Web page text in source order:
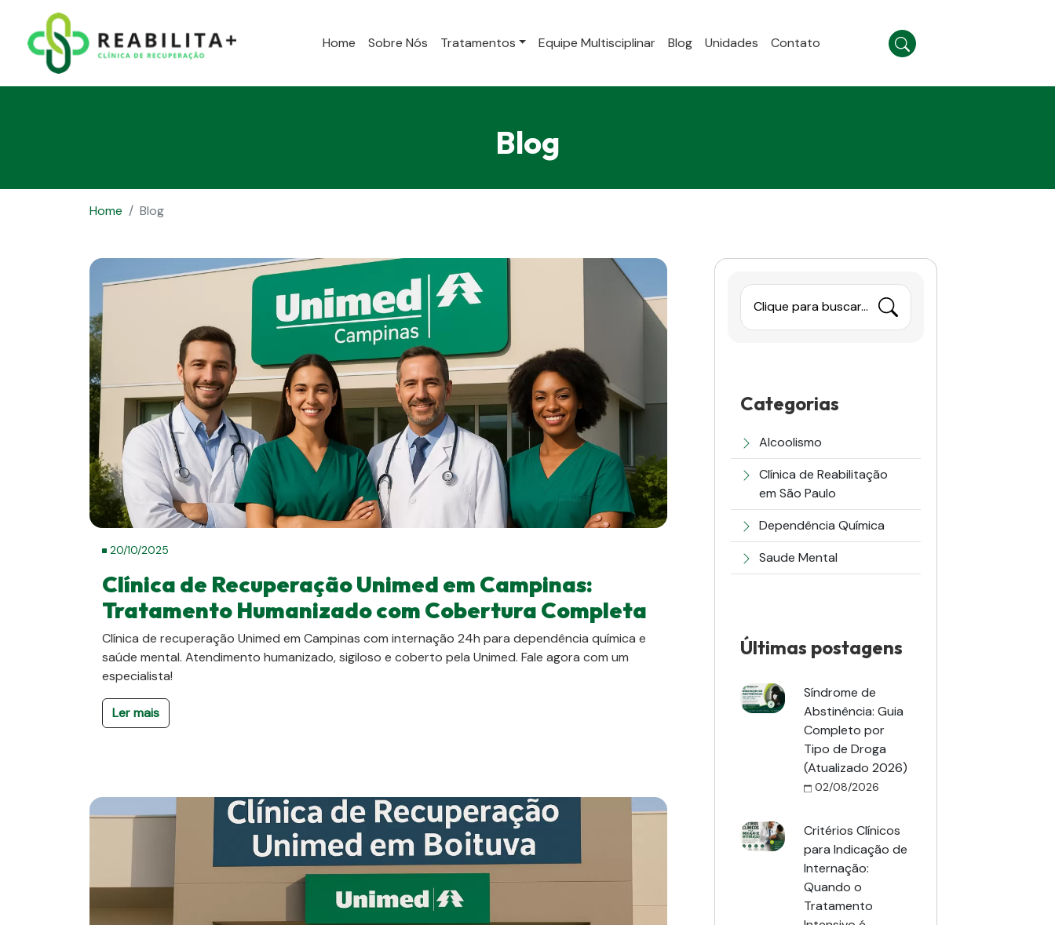
Home Sobre Nós Tratamentos Equipe Multisciplinar Blog Unidades Contato
Blog
Home Blog
20/10/2025
Clínica de Recuperação Unimed em Campinas:
Tratamento Humanizado com Cobertura Completa
Clínica de recuperação Unimed em Campinas com internação 24h para dependência química e
saúde mental. Atendimento humanizado, sigiloso e coberto pela Unimed. Fale agora com um
especialista!
Ler mais
Clique para buscar...
Categorias
Alcoolismo
Clínica de Reabilitação
em São Paulo
Dependência Química
Saude Mental
Últimas postagens
Síndrome de
Abstinência: Guia
Completo por
Tipo de Droga
(Atualizado 2026)
02/08/2026
Critérios Clínicos
para Indicação de
Internação:
Quando o
Tratamento